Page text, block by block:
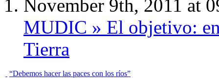
November 9th, 2011 at
MUDIC » El objetivo:
Tierra
“Debemos hacer las paces con los ríos”